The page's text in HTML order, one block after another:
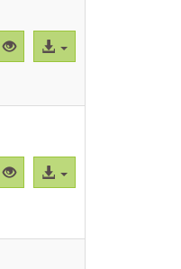
Vista
previa
Acceso
al
Vista
previa
Acceso
al